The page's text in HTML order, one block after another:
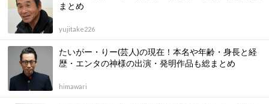
まとめ
yujitake226
たいがー・りー(芸人)の現在！本名や年齢・身長と経
歴・エンタの神様の出演・発明作品も総まとめ
himawari